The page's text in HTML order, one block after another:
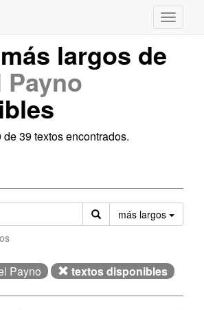
largos de
Payno
39 textos encontrados.
más largos
Payno textos disponibles